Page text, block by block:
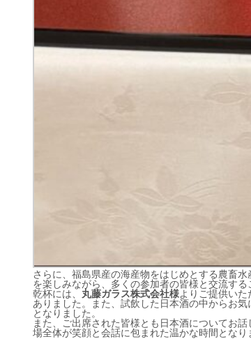
さらに、福島県産の海産物をはじめとする農畜
を楽しみながら、多くの参加者の皆様と交流する
乾杯には、 丸藤ガラス株式会社様よりご提供い
ありました。また、試飲した日本酒の中からお
となりました。
また、ご出席された皆様とも日本酒についてお
場全体が笑顔と会話に包まれた温かな時間となり